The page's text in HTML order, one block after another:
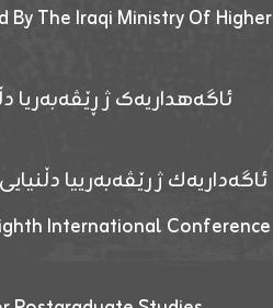
The Iraqi Ministry Of Higher
ئاگەهداریەک ژ ڕێڤەبەریا
ئاگەداریەك ژ رێڤەبەرییا
International Conference